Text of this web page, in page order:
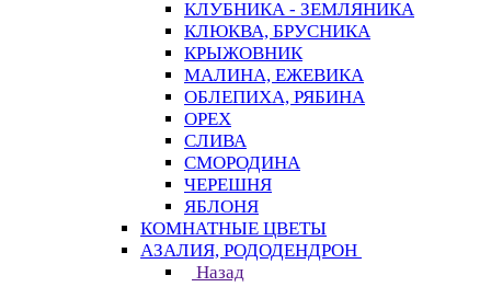
КЛУБНИКА - ЗЕМЛЯНИКА
КЛЮКВА, БРУСНИКА
КРЫЖОВНИК
МАЛИНА, ЕЖЕВИКА
ОБЛЕПИХА, РЯБИНА
ОРЕХ
СЛИВА
СМОРОДИНА
ЧЕРЕШНЯ
ЯБЛОНЯ
КОМНАТНЫЕ ЦВЕТЫ
АЗАЛИЯ, РОДОДЕНДРОН
Назад